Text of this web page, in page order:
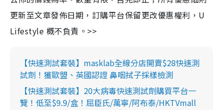
更新至文章發佈日期，訂購平台保留更改優惠權利，U
Lifestyle 概不負責。>>
【快速測試套裝】masklab全線分店開賣$28快速測
試劑！獲歐盟、英國認證 鼻咽拭子採樣檢測
【快速測試套裝】20大病毒快速測試劑購買平台一
覽！低至$9.9/盒！屈臣氏/萬寧/阿布泰/HKTVmall